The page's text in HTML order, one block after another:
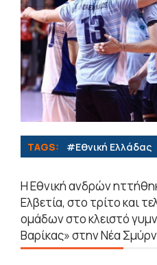
TAGS: #Εθνική Ελλάδας
Η Εθνική ανδρών
Ελβετία, στο τρίτο και
ομάδων στο κλειστό
Βαρίκας» στην Νέα